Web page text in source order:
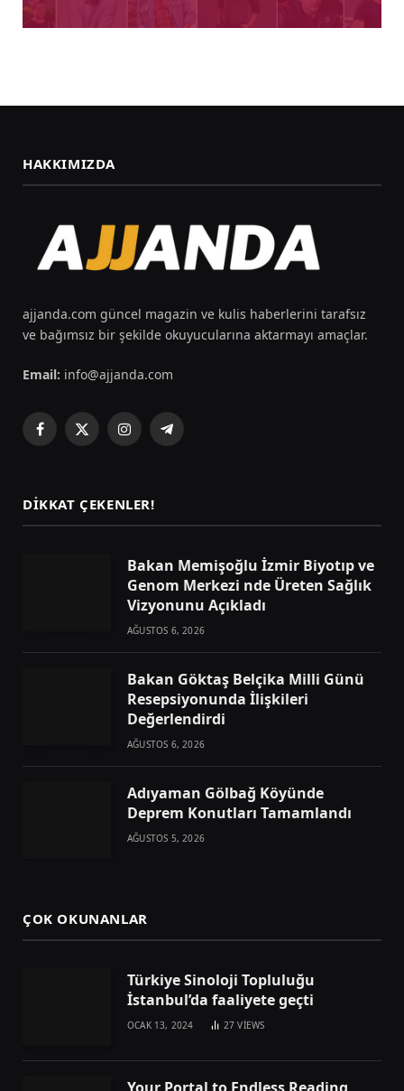
HAKKIMIZDA
ajjanda.com güncel magazin ve kulis haberlerini tarafsız
ve bağımsız bir şekilde okuyucularına aktarmayı amaçlar.
Email: info@ajjanda.com
Facebook
X
InstagramTelegram
DIKKAT ÇEKENLER!
Bakan Memişoğlu İzmir Biyotıp ve
Genom Merkezi nde Üreten Sağlık
Vizyonunu Açıkladı
AĞUSTOS 6, 2026
Bakan Göktaş Belçika Milli Günü
Resepsiyonunda İlişkileri
Değerlendirdi
AĞUSTOS 6, 2026
Adıyaman Gölbağ Köyünde
Deprem Konutları Tamamlandı
AĞUSTOS 5, 2026
ÇOK OKUNANLAR
Türkiye Sinoloji Topluluğu
İstanbul’da faaliyete geçti
OCAK 13, 2024 27VIEWS